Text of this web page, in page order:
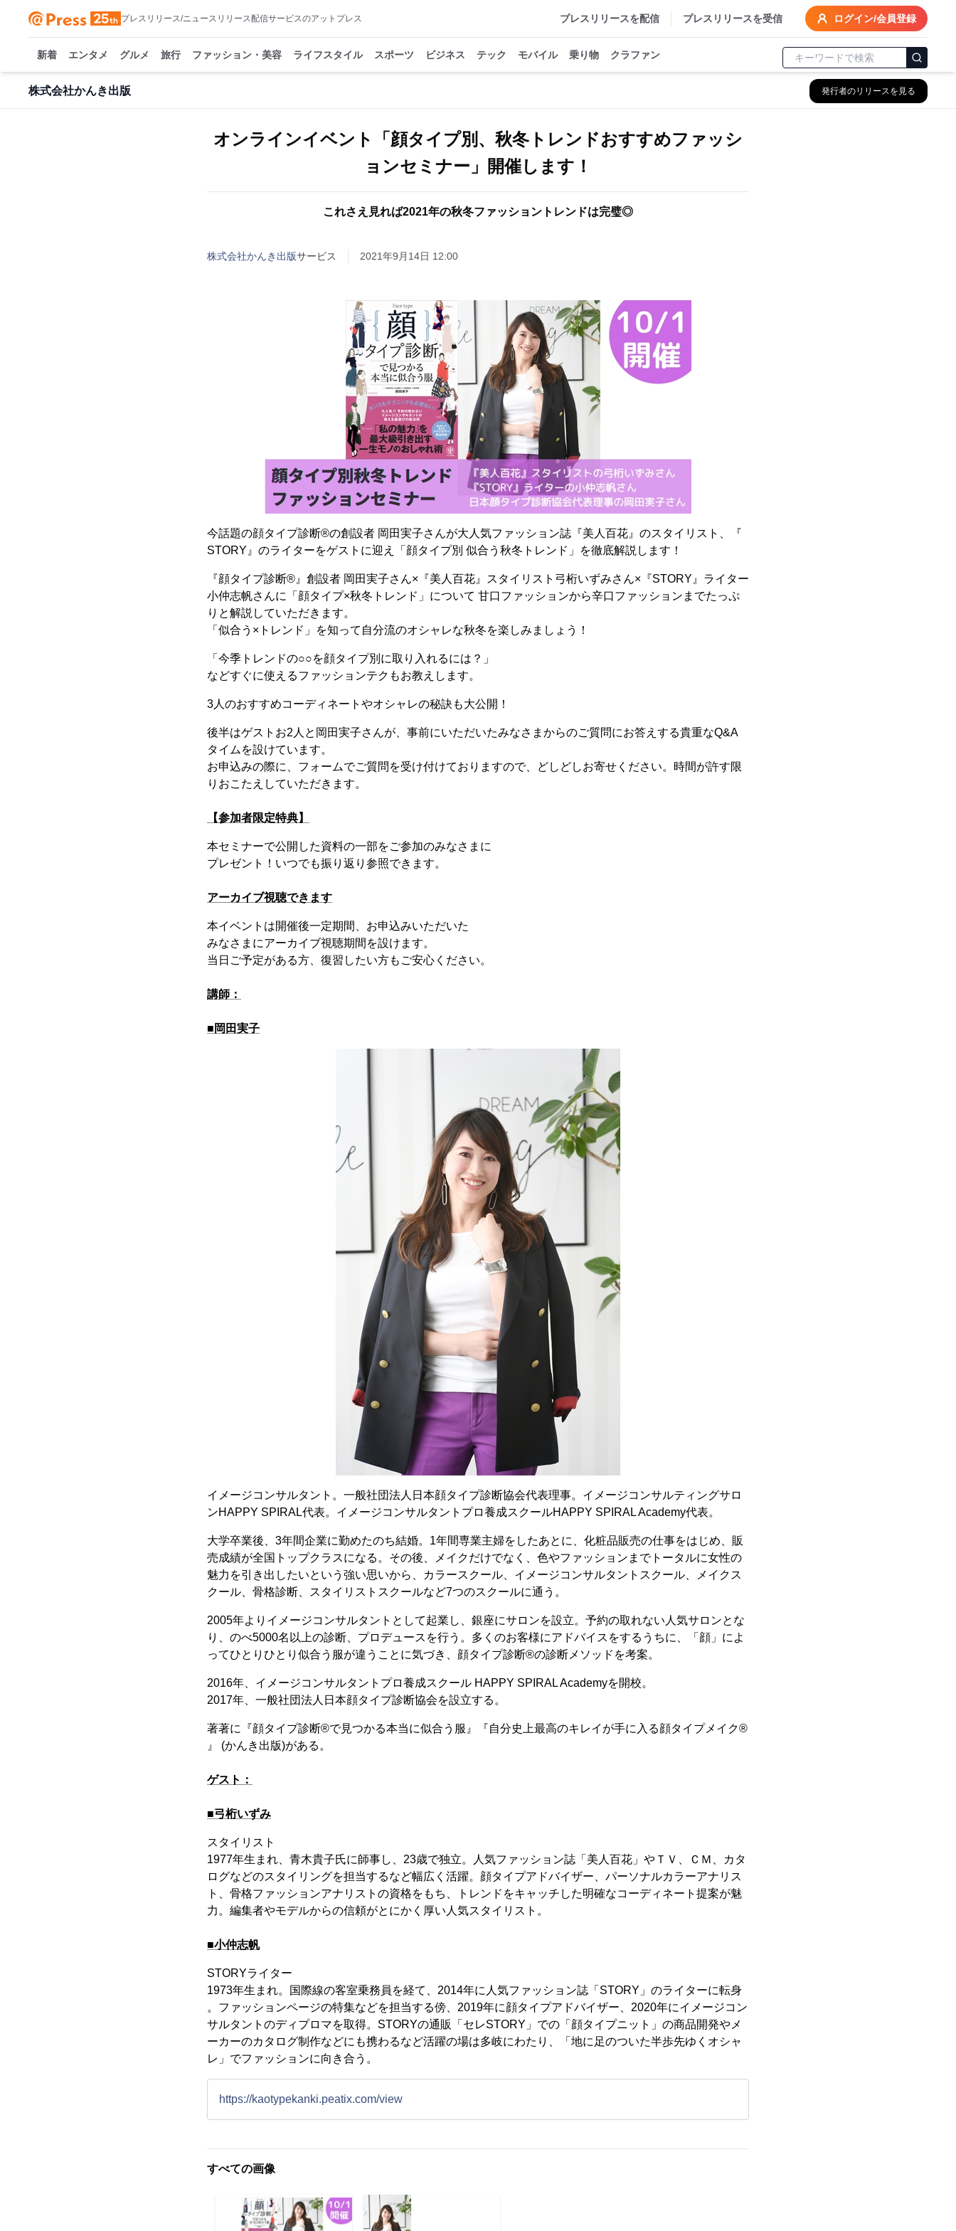
プレスリリース/ニュースリリース配信サービスのアットプレス プレスリリースを配信 プレスリリースを受信 ログイン/会員登録
新着 エンタメ グルメ 旅行 ファッション・美容 ライフスタイル スポーツ ビジネス テック モバイル 乗り物 クラファン
株式会社かんき出版 発行者のリリースを見る
オンラインイベント「顔タイプ別、秋冬トレンドおすすめファッシ
ョンセミナー」開催します！
これさえ見れば2021年の秋冬ファッショントレンドは完璧◎
株式会社かんき出版サービス 2021年9月14日 12:00
今話題の顔タイプ診断®の創設者 岡田実子さんが大人気ファッション誌『美人百花』のスタイリスト、『
STORY』のライターをゲストに迎え「顔タイプ別 似合う秋冬トレンド」を徹底解説します！
『顔タイプ診断®』創設者 岡田実子さん×『美人百花』スタイリスト弓桁いずみさん×『STORY』ライター
小仲志帆さんに「顔タイプ×秋冬トレンド」について 甘口ファッションから辛口ファッションまでたっぷ
りと解説していただきます。
「似合う×トレンド」を知って自分流のオシャレな秋冬を楽しみましょう！
「今季トレンドの○○を顔タイプ別に取り入れるには？」
などすぐに使えるファッションテクもお教えします。
3人のおすすめコーディネートやオシャレの秘訣も大公開！
後半はゲストお2人と岡田実子さんが、事前にいただいたみなさまからのご質問にお答えする貴重なQ&A
タイムを設けています。
お申込みの際に、フォームでご質問を受け付けておりますので、どしどしお寄せください。時間が許す限
りおこたえしていただきます。
【参加者限定特典】
本セミナーで公開した資料の一部をご参加のみなさまに
プレゼント！いつでも振り返り参照できます。
アーカイブ視聴できます
本イベントは開催後一定期間、お申込みいただいた
みなさまにアーカイブ視聴期間を設けます。
当日ご予定がある方、復習したい方もご安心ください。
講師：
■岡田実子
イメージコンサルタント。一般社団法人日本顔タイプ診断協会代表理事。イメージコンサルティングサロ
ンHAPPY SPIRAL代表。イメージコンサルタントプロ養成スクールHAPPY SPIRAL Academy代表。
大学卒業後、3年間企業に勤めたのち結婚。1年間専業主婦をしたあとに、化粧品販売の仕事をはじめ、販
売成績が全国トップクラスになる。その後、メイクだけでなく、色やファッションまでトータルに女性の
魅力を引き出したいという強い思いから、カラースクール、イメージコンサルタントスクール、メイクス
クール、骨格診断、スタイリストスクールなど7つのスクールに通う。
2005年よりイメージコンサルタントとして起業し、銀座にサロンを設立。予約の取れない人気サロンとな
り、のべ5000名以上の診断、プロデュースを行う。多くのお客様にアドバイスをするうちに、「顔」によ
ってひとりひとり似合う服が違うことに気づき、顔タイプ診断®の診断メソッドを考案。
2016年、イメージコンサルタントプロ養成スクール HAPPY SPIRAL Academyを開校。
2017年、一般社団法人日本顔タイプ診断協会を設立する。
著著に『顔タイプ診断®で見つかる本当に似合う服』『自分史上最高のキレイが手に入る顔タイプメイク®
』 (かんき出版)がある。
ゲスト：
■弓桁いずみ
スタイリスト
1977年生まれ、青木貴子氏に師事し、23歳で独立。人気ファッション誌「美人百花」やＴＶ、ＣＭ、カタ
ログなどのスタイリングを担当するなど幅広く活躍。顔タイプアドバイザー、パーソナルカラーアナリス
ト、骨格ファッションアナリストの資格をもち、トレンドをキャッチした明確なコーディネート提案が魅
力。編集者やモデルからの信頼がとにかく厚い人気スタイリスト。
■小仲志帆
STORYライター
1973年生まれ。国際線の客室乗務員を経て、2014年に人気ファッション誌「STORY」のライターに転身
。ファッションページの特集などを担当する傍、2019年に顔タイプアドバイザー、2020年にイメージコン
サルタントのディプロマを取得。STORYの通販「セレSTORY」での「顔タイプニット」の商品開発やメ
ーカーのカタログ制作などにも携わるなど活躍の場は多岐にわたり、「地に足のついた半歩先ゆくオシャ
レ」でファッションに向き合う。
https://kaotypekanki.peatix.com/view
すべての画像